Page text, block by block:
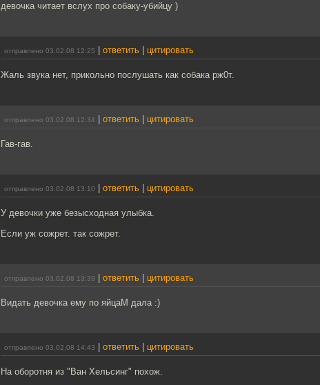
девочка читает вслух про собаку-убийцу )
отправлено 03.02.08 12:25 ответить цитировать
Жаль звука нет, прикольно послушать как собака рж0т.
отправлено 03.02.08 12:34 ответить цитировать
Гав-гав.
отправлено 03.02.08 13:10 ответить цитировать
У девочки уже безысходная улыбка.
Если уж сожрет. так сожрет.
отправлено 03.02.08 13:39 ответить цитировать
Видать девочка ему по яйцаМ дала :)
отправлено 03.02.08 14:43 ответить цитировать
На оборотня из "Ван Хельсинг" похож.